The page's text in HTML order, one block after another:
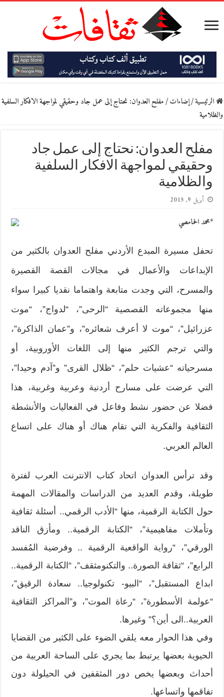
الرئيسية/إضاءات/مفلح العدوان: نحتاج إلى عمل جاد وحقيقي لمواجهة الافكار السلفية
والظلامية
مفلح العدوان: نحتاج إلى عمل جاد
وحقيقي لمواجهة الافكار السلفية
والظلامية
أبريل 9, 2015
*محمد الحمامصي
تحفل مسيرة المبدع الأردني مفلح العدوان بالكثير من
الإبداعات والأعمال في مجالات القصة القصيرة
والمسرح، التي وجدت متابعة واهتماما نقديا كبيرا سواء
منها مجموعاته القصصية “الرحى”، “لدواج”، “موت
عزرائيل”، “موت لا أعرف شعائره”، و”عمان الذاكرة”،
والتي ترجم الكثير منها إلى اللغات الأوروبية، أو
مسرحياته “عشيات حلم”، “ظلال القرى” و”آدم وحيدا”،
التي عرضت على مسارح أردنية وعربية وغربية، هذا
فضلا عن حضور نشط وفاعل في الفعاليات والأنشطة
الثقافية والفكرية التي تقام هناك أو هناك على اتساع
العالم العربي.
وقد ترأس العدوان اتحاد كتاب الانترنت العرب لفترة
طويلة، وقدم العديد من الدراسات والمقالات المهمة
حول الكتابة الرقمية، منها “الأدب الرقمي.. أسئلة ثقافية
وتأملات مفاهيمية”، “الكتابة الرقمية.. ومأزق الناقد
الورقي”، “رواية الواقعية الرقمية .. وفرضية المُفسد
الرابع”، “ثقافة الصورة.. والتكنومثقف”، “الكتابة الرقمية..
ابداع المستقبل”، “البيو- تكنولوجيا.. سعادة الرقيق”،
“عولمة الأسطورة”، “رعاة الموت”، و”المراكز الثقافية
العربية..الى أين؟” وغيرها.
وفي هذا الحوار معه يلقي الضوء على الكثير من القضايا
الحيوية بعضها يرتبط بما يجري على الساحة العربية من
أحداث وبعضها يخص دور المثقفين في الحيلولة دون
تفاقمها واتساعها.